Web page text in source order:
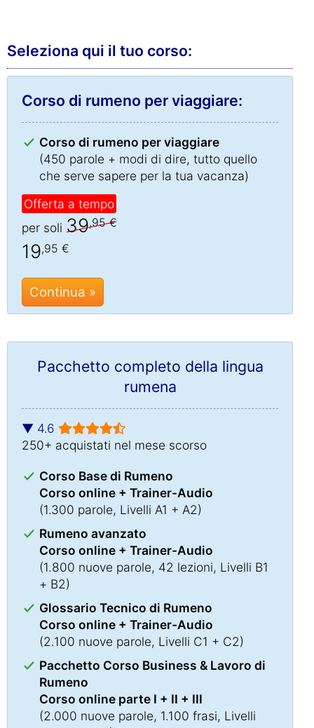
Seleziona qui il tuo corso:
Corso di rumeno per viaggiare:
Corso di rumeno per viaggiare
(450 parole + modi di dire, tutto quello
che serve sapere per la tua vacanza)
Offerta a tempo
per soli 39,95 €
19,95 €
Continua »
Pacchetto completo della lingua
rumena
▼ 4.6
250+ acquistati nel mese scorso
Corso Base di Rumeno
Corso online + Trainer-Audio
(1.300 parole, Livelli A1 + A2)
Rumeno avanzato
Corso online + Trainer-Audio
(1.800 nuove parole, 42 lezioni, Livelli B1
+ B2)
Glossario Tecnico di Rumeno
Corso online + Trainer-Audio
(2.100 nuove parole, Livelli C1 + C2)
Pacchetto Corso Business & Lavoro di
Rumeno
Corso online parte I + II + III
(2.000 nuove parole, 1.100 frasi, Livelli